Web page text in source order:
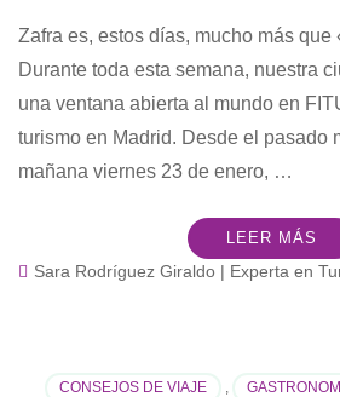
Zafra es, estos días, mucho más
Durante toda esta semana, nuestra
una ventana abierta al mundo en
turismo en Madrid. Desde el pasado
mañana viernes 23 de enero, …
LEER MÁS
Sara Rodríguez Giraldo | Experta en
CONSEJOS DE VIAJE ,